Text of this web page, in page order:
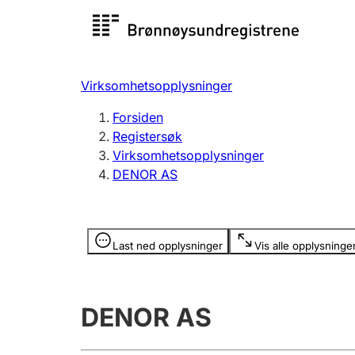
Registersøk
Registrere, endre, slette
Virksomhetsopplysninger
Forsiden
Registersøk
Virksomhetsopplysninger
DENOR AS
Last ned opplysninger Vis alle
Opplysninger er skjult
DENOR AS